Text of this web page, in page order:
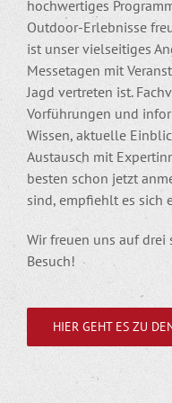
hochwertiges
Outdoor-Erlebnisse
ist unser vielseitiges
Messetagen mit
Jagd vertreten ist.
Vorführungen und
Wissen, aktuelle
Austausch mit
besten schon jetzt
sind, empfiehlt es sich
Wir freuen uns auf drei
Besuch!
HIER GEHT ES ZU